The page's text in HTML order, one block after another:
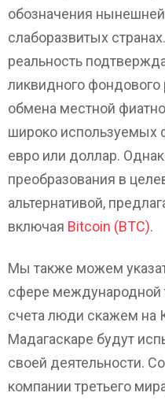
обозначения
слаборазвитых
реальность
ликвидного фондового
обмена местной
широко используемых
евро или доллар.
преобразования в
альтернативой,
включая Bitcoin (BTC).
Мы также можем
сфере международной
счета люди скажем на
Мадагаскаре будут
своей деятельности.
компании третьего